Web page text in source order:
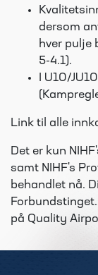
dersom
hver pulje
5-4.1).
I U10/
Link til alle
Det er kun
samt NIHF's
behandlet nå.
på Quality